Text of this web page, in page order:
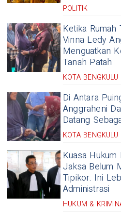
POLITIK
Ketika Rumah
Vinna Ledy
Menguatkan
Tanah Patah
KOTA BENGKULU
Di Antara
Anggraheni
Datang
KOTA BENGKULU
Kuasa Hukum
Jaksa Belum
Tipikor: Ini
Administrasi
HUKUM &